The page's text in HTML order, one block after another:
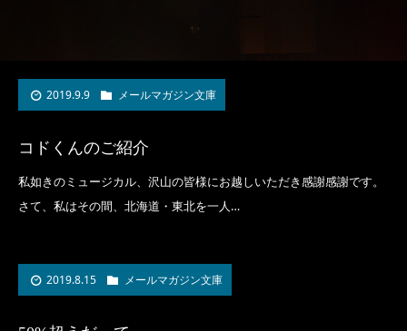
2019.9.9 メールマガジン文庫
コドくんのご紹介
私如きのミュージカル、沢山の皆様にお越しいただき感謝感謝です。
さて、私はその間、北海道・東北を一人…
2019.8.15 メールマガジン文庫